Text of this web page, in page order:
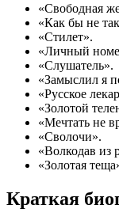
«Свободная
«Как бы не
«Стилет».
«Личный
«Слушатель».
«Замыслил я
«Русское
«Золотой
«Мечтать не
«Сволочи».
«Волкодав из
«Золотая
Краткая